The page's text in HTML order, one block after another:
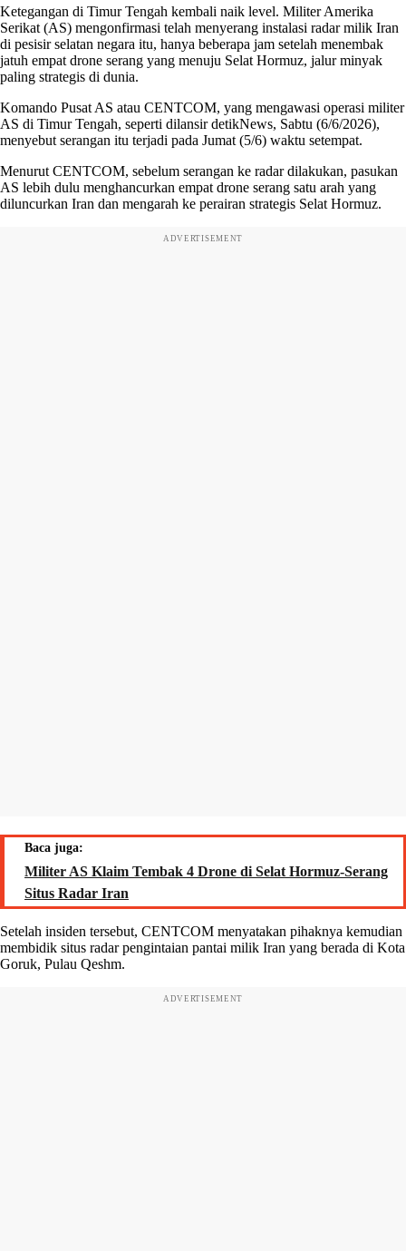
Ketegangan di Timur Tengah kembali naik level. Militer Amerika
Serikat (AS) mengonfirmasi telah menyerang instalasi radar milik Iran
di pesisir selatan negara itu, hanya beberapa jam setelah menembak
jatuh empat drone serang yang menuju Selat Hormuz, jalur minyak
paling strategis di dunia.
Komando Pusat AS atau CENTCOM, yang mengawasi operasi militer
AS di Timur Tengah, seperti dilansir detikNews, Sabtu (6/6/2026),
menyebut serangan itu terjadi pada Jumat (5/6) waktu setempat.
Menurut CENTCOM, sebelum serangan ke radar dilakukan, pasukan
AS lebih dulu menghancurkan empat drone serang satu arah yang
diluncurkan Iran dan mengarah ke perairan strategis Selat Hormuz.
ADVERTISEMENT
Baca juga:
Militer AS Klaim Tembak 4 Drone di Selat Hormuz-Serang
Situs Radar Iran
Setelah insiden tersebut, CENTCOM menyatakan pihaknya kemudian
membidik situs radar pengintaian pantai milik Iran yang berada di Kota
Goruk, Pulau Qeshm.
ADVERTISEMENT